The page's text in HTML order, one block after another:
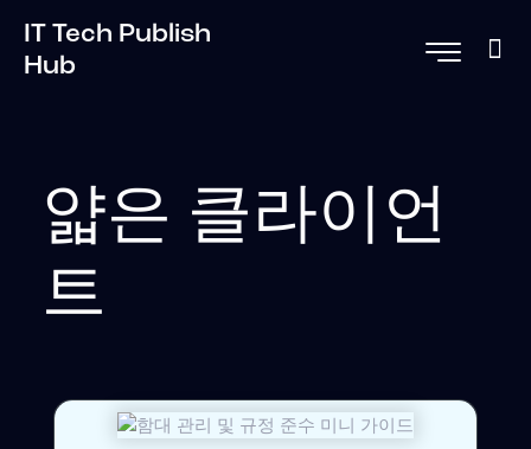
IT Tech Publish
Hub
얇은 클라이언
트